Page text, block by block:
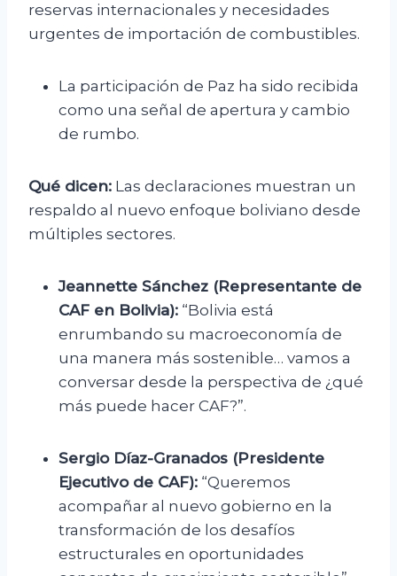
reservas internacionales y necesidades
urgentes de importación de combustibles.
La participación de Paz ha sido recibida
como una señal de apertura y cambio
de rumbo.
Qué dicen: Las declaraciones muestran un
respaldo al nuevo enfoque boliviano desde
múltiples sectores.
Jeannette Sánchez (Representante de
CAF en Bolivia): “Bolivia está
enrumbando su macroeconomía de
una manera más sostenible… vamos a
conversar desde la perspectiva de ¿qué
más puede hacer CAF?”.
Sergio Díaz-Granados (Presidente
Ejecutivo de CAF): “Queremos
acompañar al nuevo gobierno en la
transformación de los desafíos
estructurales en oportunidades